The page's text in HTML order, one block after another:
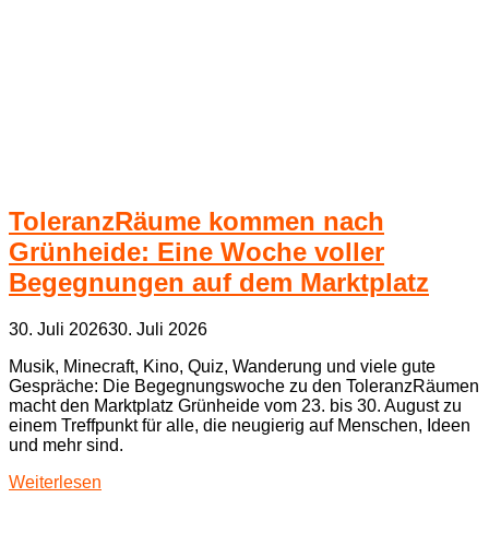
ToleranzRäume kommen nach
Grünheide: Eine Woche voller
Begegnungen auf dem Marktplatz
30. Juli 202630. Juli 2026
Musik, Minecraft, Kino, Quiz, Wanderung und viele gute
Gespräche: Die Begegnungswoche zu den ToleranzRäumen
macht den Marktplatz Grünheide vom 23. bis 30. August zu
einem Treffpunkt für alle, die neugierig auf Menschen, Ideen
und mehr sind.
Weiterlesen